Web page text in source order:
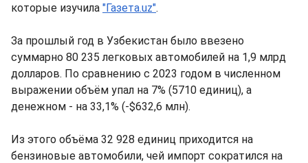
которые изучила "Газета.uz".
За прошлый год в Узбекистан было ввезено
суммарно 80 235 легковых автомобилей на 1,9 млрд
долларов. По сравнению с 2023 годом в численном
выражении объём упал на 7% (5710 единиц), а
денежном - на 33,1% (-$632,6 млн).
Из этого объёма 32 928 единиц приходится на
бензиновые автомобили, чей импорт сократился на